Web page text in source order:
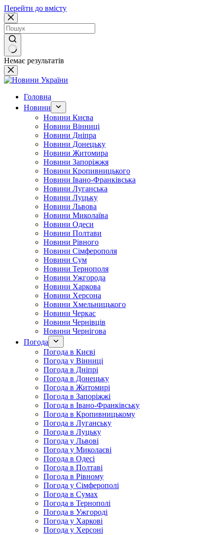
Перейти до вмісту
Немає результатів
Головна
Новини
Новини Києва
Новини Вінниці
Новини Дніпра
Новини Донецьку
Новини Житомира
Новини Запоріжжя
Новини Кропивницького
Новини Івано-Франківська
Новини Луганська
Новини Луцьку
Новини Львова
Новини Миколаїва
Новини Одеси
Новини Полтави
Новини Рівного
Новини Сімферополя
Новини Сум
Новини Тернополя
Новини Ужгорода
Новини Харкова
Новини Херсона
Новини Хмельницького
Новини Черкас
Новини Чернівців
Новини Чернігова
Погода
Погода в Києві
Погода у Вінниці
Погода в Дніпрі
Погода в Донецьку
Погода в Житомирі
Погода в Запоріжжі
Погода в Івано-Франківську
Погода в Кропивницькому
Погода в Луганську
Погода в Луцьку
Погода у Львові
Погода у Миколаєві
Погода в Одесі
Погода в Полтаві
Погода в Рівному
Погода у Сімферополі
Погода в Сумах
Погода в Тернополі
Погода в Ужгороді
Погода у Харкові
Погода у Херсоні